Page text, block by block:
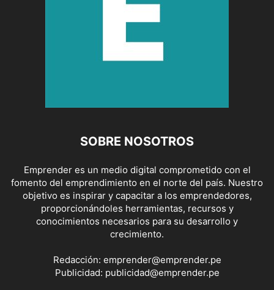
SOBRE NOSOTROS
Emprender es un medio digital comprometido con el
fomento del emprendimiento en el norte del país. Nuestro
objetivo es inspirar y capacitar a los emprendedores,
proporcionándoles herramientas, recursos y
conocimientos necesarios para su desarrollo y
crecimiento.
Redacción: emprender@emprender.pe
Publicidad: publicidad@emprender.pe